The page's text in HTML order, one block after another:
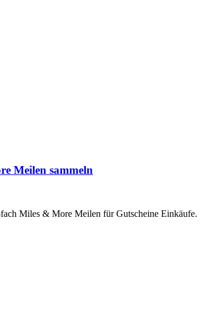
Meilen sammeln
Miles & More Meilen für Gutscheine Einkäufe.